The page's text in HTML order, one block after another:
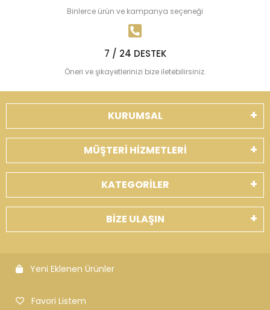
Binlerce ürün ve kampanya seçeneği
7 / 24 DESTEK
Öneri ve şikayetlerinizi bize iletebilirsiniz.
KURUMSAL
MÜŞTERİ HİZMETLERİ
KATEGORİLER
BİZE ULAŞIN
Yeni Eklenen Ürünler
Favori Listem